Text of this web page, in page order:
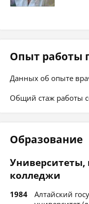
Опыт работы
Данных об опыте
Общий стаж работы
Образование
колледжи
1984
Алтайский